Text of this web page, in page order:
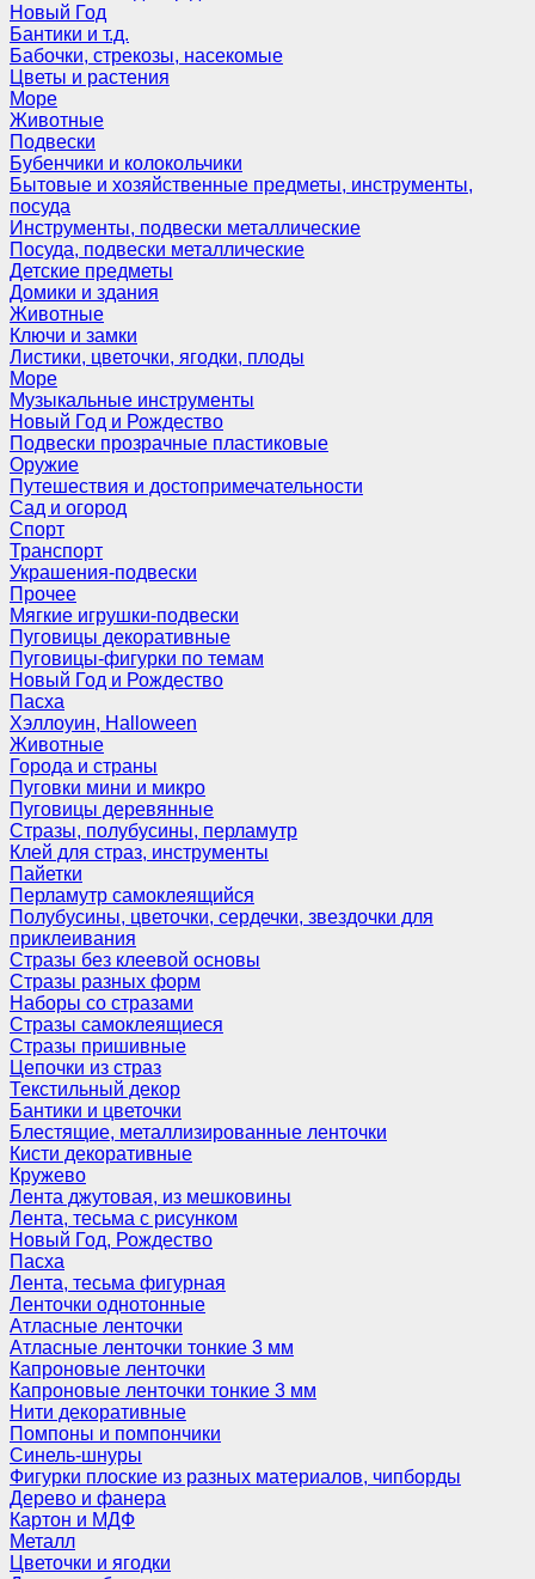
Новый Год
Бантики и т.д.
Бабочки, стрекозы, насекомые
Цветы и растения
Море
Животные
Подвески
Бубенчики и колокольчики
Бытовые и хозяйственные предметы, инструменты,
посуда
Инструменты, подвески металлические
Посуда, подвески металлические
Детские предметы
Домики и здания
Животные
Ключи и замки
Листики, цветочки, ягодки, плоды
Море
Музыкальные инструменты
Новый Год и Рождество
Подвески прозрачные пластиковые
Оружие
Путешествия и достопримечательности
Сад и огород
Спорт
Транспорт
Украшения-подвески
Прочее
Мягкие игрушки-подвески
Пуговицы декоративные
Пуговицы-фигурки по темам
Новый Год и Рождество
Пасха
Хэллоуин, Halloween
Животные
Города и страны
Пуговки мини и микро
Пуговицы деревянные
Стразы, полубусины, перламутр
Клей для страз, инструменты
Пайетки
Перламутр самоклеящийся
Полубусины, цветочки, сердечки, звездочки для
приклеивания
Стразы без клеевой основы
Стразы разных форм
Наборы со стразами
Стразы самоклеящиеся
Стразы пришивные
Цепочки из страз
Текстильный декор
Бантики и цветочки
Блестящие, металлизированные ленточки
Кисти декоративные
Кружево
Лента джутовая, из мешковины
Лента, тесьма с рисунком
Новый Год, Рождество
Пасха
Лента, тесьма фигурная
Ленточки однотонные
Атласные ленточки
Атласные ленточки тонкие 3 мм
Капроновые ленточки
Капроновые ленточки тонкие 3 мм
Нити декоративные
Помпоны и помпончики
Синель-шнуры
Фигурки плоские из разных материалов, чипборды
Дерево и фанера
Картон и МДФ
Металл
Цветочки и ягодки